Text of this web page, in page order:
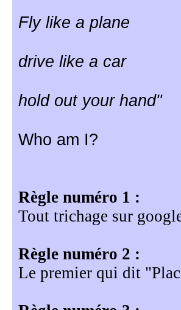
Fly like a plane
drive like a car
hold out your hand"
Who am I?
Règle numéro 1 :
Tout trichage sur
Règle numéro 2 :
Le premier qui dit